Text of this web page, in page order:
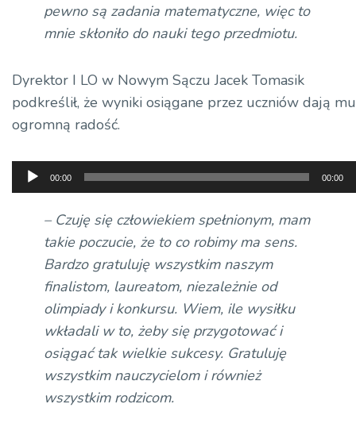
pewno są zadania matematyczne, więc to
mnie skłoniło do nauki tego przedmiotu.
Dyrektor I LO w Nowym Sączu Jacek Tomasik
podkreślił, że wyniki osiągane przez uczniów dają mu
ogromną radość.
Odtwarzacz
plików
dźwiękowych
00:00 00:00
– Czuję się człowiekiem spełnionym, mam
takie poczucie, że to co robimy ma sens.
Bardzo gratuluję wszystkim naszym
finalistom, laureatom, niezależnie od
olimpiady i konkursu. Wiem, ile wysiłku
wkładali w to, żeby się przygotować i
osiągać tak wielkie sukcesy. Gratuluję
wszystkim nauczycielom i również
wszystkim rodzicom.